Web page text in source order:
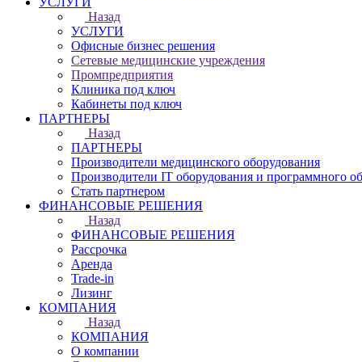
Назад
УСЛУГИ
Офисные бизнес решения
Сетевые медицинские учреждения
Промпредприятия
Клиника под ключ
Кабинеты под ключ
ПАРТНЕРЫ
Назад
ПАРТНЕРЫ
Производители медицинского оборудования
Производители IT оборудования и программного
Стать партнером
ФИНАНСОВЫЕ РЕШЕНИЯ
Назад
ФИНАНСОВЫЕ РЕШЕНИЯ
Рассрочка
Аренда
Trade-in
Лизинг
КОМПАНИЯ
Назад
КОМПАНИЯ
О компании